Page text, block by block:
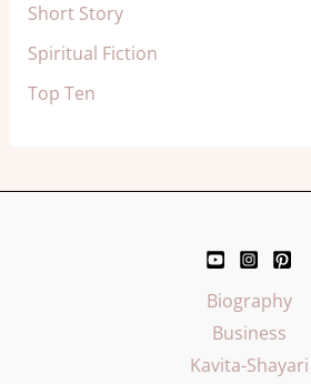
Short Story
Spiritual Fiction
Top Ten
Biography
Business
Kavita-Shayari